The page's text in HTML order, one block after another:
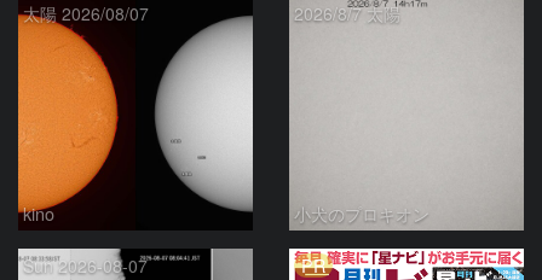
太陽 2026/08/07
kino
2026/8/7 太陽
小犬のプロキオン
Sun 2026-08-07 PR